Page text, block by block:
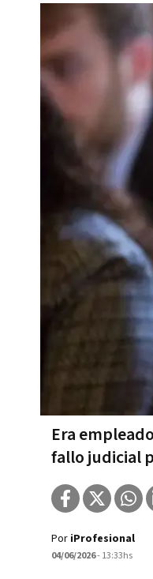
Era
fallo judicial
Por iProfesional
04/06/2026- 13:33hs